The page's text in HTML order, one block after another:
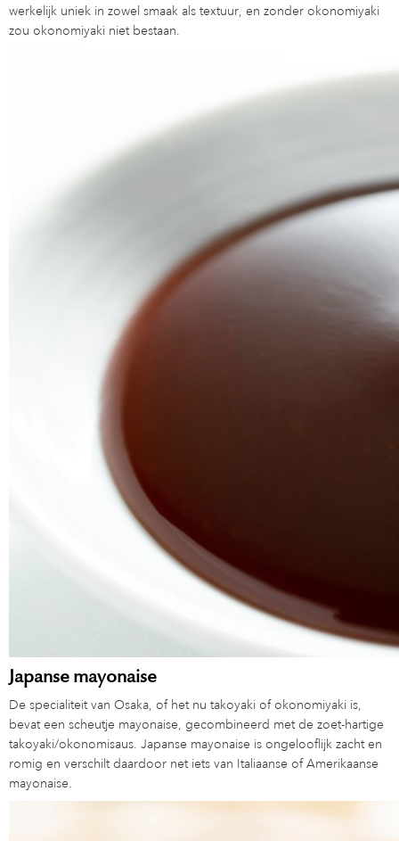
werkelijk uniek in zowel smaak als textuur, en zonder okonomiyaki
zou okonomiyaki niet bestaan.
Japanse mayonaise
De specialiteit van Osaka, of het nu takoyaki of okonomiyaki is,
bevat een scheutje mayonaise, gecombineerd met de zoet-hartige
takoyaki/okonomisaus. Japanse mayonaise is ongelooflijk zacht en
romig en verschilt daardoor net iets van Italiaanse of Amerikaanse
mayonaise.